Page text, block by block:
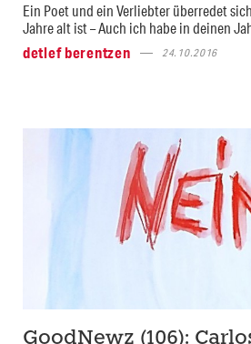
Ein Poet und ein Verliebter überredet
Jahre alt ist – Auch ich habe in deinen
detlef berentzen
24.10.2016
GoodNewz (106):